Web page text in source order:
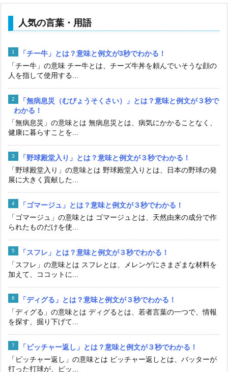
人気の言葉・用語
「チー牛」とは？意味と例文が3秒でわかる！
「チー牛」の意味 チー牛とは、チーズ牛丼を頼んでいそうな顔の
人を指して使用する...
「無病息災（むびょうそくさい）」とは？意味と例文が３秒で
わかる！
「無病息災」の意味とは 無病息災とは、病気にかかることなく、
健康に暮らすことを...
「野球殿堂入り」とは？意味と例文が３秒でわかる！
「野球殿堂入り」の意味とは 野球殿堂入りとは、日本の野球の発
展に大きく貢献した...
「ゴマージュ」とは？意味と例文が３秒でわかる！
「ゴマージュ」の意味とは ゴマージュとは、天然由来の成分で作
られたものだけを使...
「スフレ」とは？意味と例文が３秒でわかる！
「スフレ」の意味とは スフレとは、メレンゲにさまざまな材料を
加えて、ココットに...
「ディグる」とは？意味と例文が３秒でわかる！
「ディグる」の意味とは ディグるとは、若者言葉の一つで、情報
を探す、掘り下げて...
「ピッチャー返し」とは？意味と例文が３秒でわかる！
「ピッチャー返し」の意味とは ピッチャー返しとは、バッターが
打った打球が、ピッ...